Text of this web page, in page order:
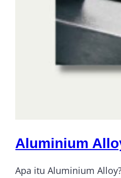
Aluminium
Apa itu Aluminium